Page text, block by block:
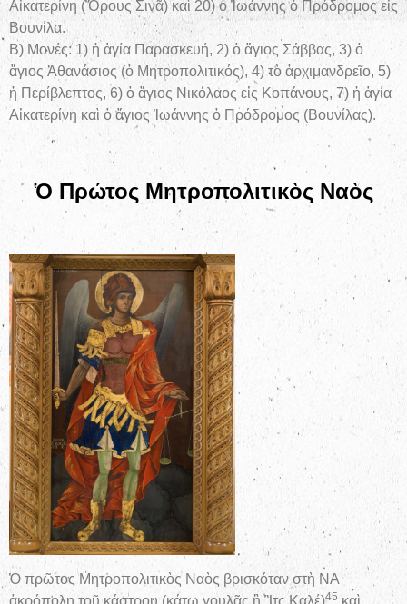
Αἰκατερίνη (Ὄρους Σινᾶ) καὶ 20) ὁ Ἰωάννης ὁ Πρόδρομος εἰς
Βουνίλα.
Β) Μονές: 1) ἡ ἁγία Παρασκευή, 2) ὁ ἅγιος Σάββας, 3) ὁ
ἅγιος Ἀθανάσιος (ὁ Μητροπολιτικός), 4) τὸ ἀρχιμανδρεῖο, 5)
ἡ Περίβλεπτος, 6) ὁ ἅγιος Νικόλαος εἰς Κοπάνους, 7) ἡ ἁγία
Αἰκατερίνη καὶ ὁ ἅγιος Ἰωάννης ὁ Πρόδρομος (Βουνίλας).
Ὁ Πρώτος Μητροπολιτικὸς Ναὸς
Ὁ πρῶτος Μητροπολιτικὸς Ναὸς βρισκόταν στὴ ΝΑ
ἀκρόπολη τοῦ κάστρου (κάτω γουλᾶς ἢ Ἲτς Καλέ)45 καὶ